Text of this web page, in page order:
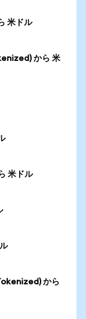
米ドル
から 米
米ドル
から